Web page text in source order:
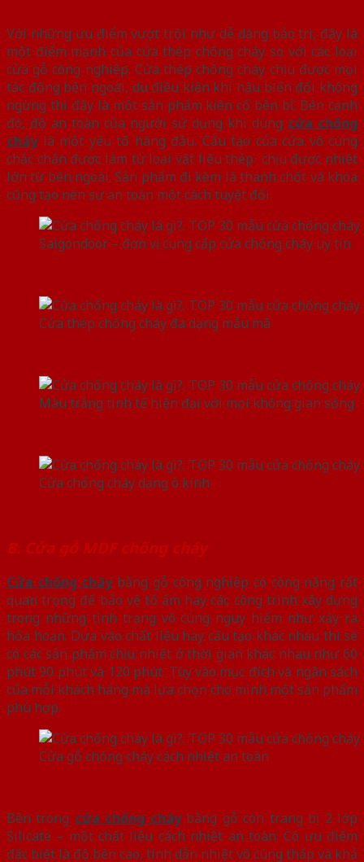
Với những ưu điểm vượt trội như dễ dàng bảo trì, đây là
một điểm mạnh của cửa thép chống cháy so với các loại
cửa gỗ công nghiệp. Cửa thép chống cháy chịu được mọi
tác động bên ngoài, du điều kiện khí hậu biến đổi không
ngừng thì đây là một sản phẩm kiên cố bền bỉ. Bên cạnh
đó, độ an toàn của người sử dụng khi dùng cửa chống
cháylà một yếu tố hàng đầu. Cấu tạo của cửa vô cùng
chắc chắn được làm từ loại vật liệu thép chịu được nhiệt
lớn từ bên ngoài. Sản phẩm đi kèm là thanh chốt và khóa
cũng tạo nên sự an toàn một cách tuyệt đối.
Saigondoor – đơn vị cung cấp cửa chống cháy uy tín
Cửa thép chống cháy đa dạng mẫu mã
Màu trắng tinh tế hiện đại với mọi không gian sống
Cửa chống cháy dạng ô kính
B. Cửa gỗ MDF chống cháy
Cửa chống cháybằng gỗ công nghiệp có công năng rất
quan trọng để bảo vệ tổ ấm hay các công trình xây dựng
trong những tình trạng vô cùng nguy hiểm như xảy ra
hỏa hoạn. Dựa vào chất liệu hay cấu tạo khác nhau thì sẽ
có các sản phẩm chịu nhiệt ở thời gian khác nhau như 60
phút 90 phút và 120 phút. Tùy vào mục đích và ngân sách
của mỗi khách hàng mà lựa chọn cho mình một sản phẩm
phù hợp.
Cửa gỗ chống cháy cách nhiệt an toàn
Bên trong cửa chống cháybằng gỗ còn trang bị 2 lớp
Silicate – một chất liệu cách nhiệt an toàn. Có ưu điểm
đặc biệt là độ bền cao, tính dẫn nhiệt vô cùng thấp và khả